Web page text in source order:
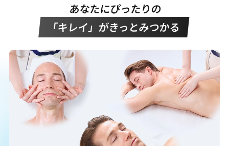
あなたにぴったりの
「キレイ」がきっとみつかる